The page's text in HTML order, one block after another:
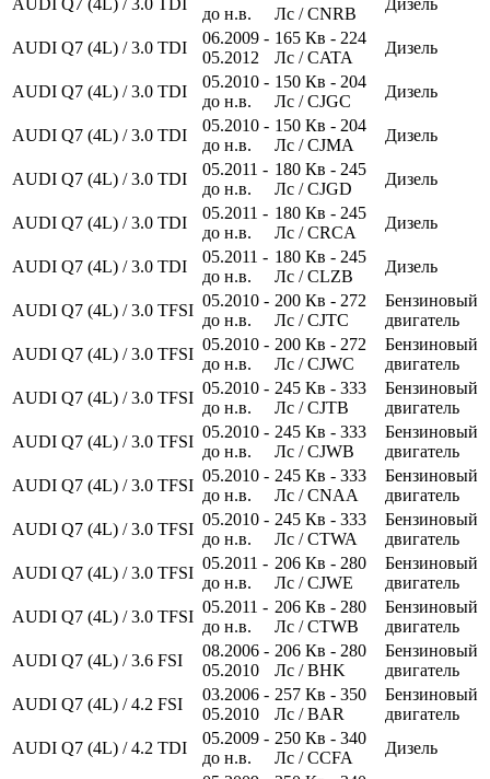
до н.в.
Лс / CNRB
AUDI Q7 (4L) / 3.0 TDI
06.2009 -
05.2012
165 Кв - 224
Лс / CATA
Дизель
AUDI Q7 (4L) / 3.0 TDI
05.2010 -
до н.в.
150 Кв - 204
Лс / CJGC
Дизель
AUDI Q7 (4L) / 3.0 TDI
05.2010 -
до н.в.
150 Кв - 204
Лс / CJMA
Дизель
AUDI Q7 (4L) / 3.0 TDI
05.2011 -
до н.в.
180 Кв - 245
Лс / CJGD
Дизель
AUDI Q7 (4L) / 3.0 TDI
05.2011 -
до н.в.
180 Кв - 245
Лс / CRCA
Дизель
AUDI Q7 (4L) / 3.0 TDI
05.2011 -
до н.в.
180 Кв - 245
Лс / CLZB
Дизель
AUDI Q7 (4L) / 3.0 TFSI
05.2010 -
до н.в.
200 Кв - 272
Лс / CJTC
Бензиновый
двигатель
AUDI Q7 (4L) / 3.0 TFSI
05.2010 -
до н.в.
200 Кв - 272
Лс / CJWC
Бензиновый
двигатель
AUDI Q7 (4L) / 3.0 TFSI
05.2010 -
до н.в.
245 Кв - 333
Лс / CJTB
Бензиновый
двигатель
AUDI Q7 (4L) / 3.0 TFSI
05.2010 -
до н.в.
245 Кв - 333
Лс / CJWB
Бензиновый
двигатель
AUDI Q7 (4L) / 3.0 TFSI
05.2010 -
до н.в.
245 Кв - 333
Лс / CNAA
Бензиновый
двигатель
AUDI Q7 (4L) / 3.0 TFSI
05.2010 -
до н.в.
245 Кв - 333
Лс / CTWA
Бензиновый
двигатель
AUDI Q7 (4L) / 3.0 TFSI
05.2011 -
до н.в.
206 Кв - 280
Лс / CJWE
Бензиновый
двигатель
AUDI Q7 (4L) / 3.0 TFSI
05.2011 -
до н.в.
206 Кв - 280
Лс / CTWB
Бензиновый
двигатель
AUDI Q7 (4L) / 3.6 FSI
08.2006 -
05.2010
206 Кв - 280
Лс / BHK
Бензиновый
двигатель
AUDI Q7 (4L) / 4.2 FSI
03.2006 -
05.2010
257 Кв - 350
Лс / BAR
Бензиновый
двигатель
AUDI Q7 (4L) / 4.2 TDI
05.2009 -
до н.в.
250 Кв - 340
Лс / CCFA
Дизель